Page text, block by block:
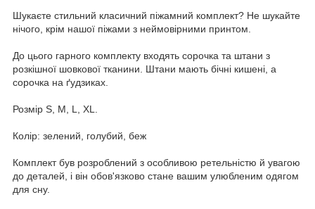
Шукаєте стильний класичний піжамний комплект? Не шукайте
нічого, крім нашої піжами з неймовірними принтом.
До цього гарного комплекту входять сорочка та штани з
розкішної шовкової тканини. Штани мають бічні кишені, а
сорочка на ґудзиках.
Розмір S, M, L, XL.
Колір: зелений, голубий, беж
Комплект був розроблений з особливою ретельністю й увагою
до деталей, і він обов'язково стане вашим улюбленим одягом
для сну.